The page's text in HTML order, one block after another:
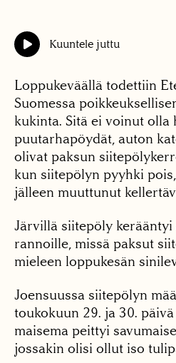
Kuuntele juttu
Loppukeväällä todettiin
Suomessa
kukinta. Sitä ei voinut olla
puutarhapöydät, auton
olivat paksun
kun siitepölyn pyyhki
jälleen muuttunut
Järvillä siitepöly kerääntyi
rannoille, missä paksut
mieleen loppukesän
Joensuussa siitepölyn
toukokuun 29. ja 30.
maisema peittyi
jossakin olisi ollut iso